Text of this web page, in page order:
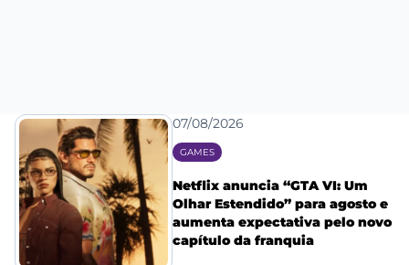
07/08/2026
GAMES
Netflix anuncia “GTA VI: Um
Olhar Estendido” para agosto e
aumenta expectativa pelo novo
capítulo da franquia